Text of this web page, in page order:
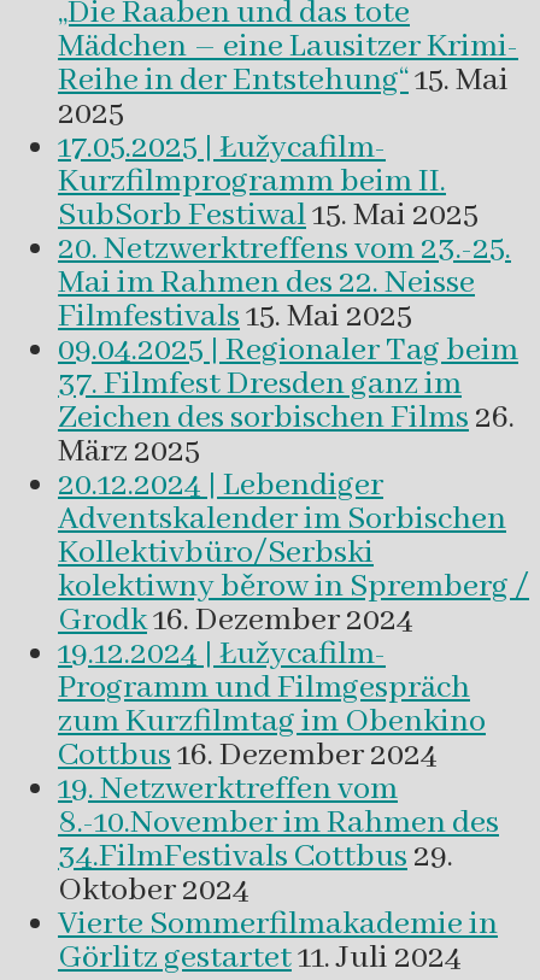
„Die Raaben und das tote
Mädchen – eine Lausitzer Krimi-
Reihe in der Entstehung“15. Mai
2025
17.05.2025 | Łužycafilm-
Kurzfilmprogramm beim II.
SubSorb Festiwal15. Mai 2025
20. Netzwerktreffens vom 23.-25.
Mai im Rahmen des 22. Neisse
Filmfestivals15. Mai 2025
09.04.2025 | Regionaler Tag beim
37. Filmfest Dresden ganz im
Zeichen des sorbischen Films 26.
März 2025
20.12.2024 | Lebendiger
Adventskalender im Sorbischen
Kollektivbüro/Serbski
kolektiwny běrow in Spremberg /
Grodk16. Dezember 2024
19.12.2024 | Łužycafilm-
Programm und Filmgespräch
zum Kurzfilmtag im Obenkino
Cottbus16. Dezember 2024
19. Netzwerktreffen vom
8.-10.November im Rahmen des
34.FilmFestivals Cottbus 29.
Oktober 2024
Vierte Sommerfilmakademie in
Görlitz gestartet11. Juli 2024